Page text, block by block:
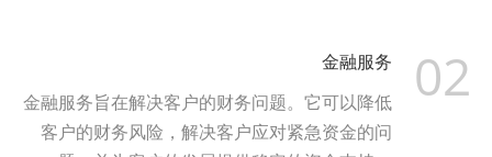
02
金融服务
金融服务旨在解决客户的财务问题。它可以降低
客户的财务风险，解决客户应对紧急资金的问